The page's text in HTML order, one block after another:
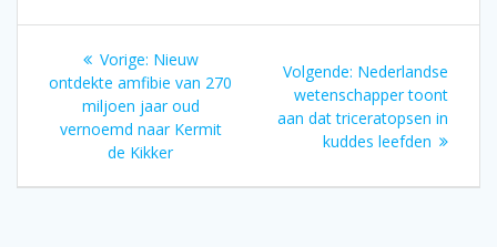
Bericht
navigatie
Vorige: Vorig
bericht:
Nieuw
ontdekte amfibie van 270
miljoen jaar oud
vernoemd naar Kermit
de Kikker
Volgende: Volgend
bericht:
Nederlandse
wetenschapper toont
aan dat triceratopsen in
kuddes leefden